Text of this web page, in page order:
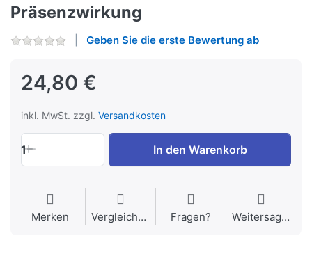
Präsenzwirkung
Geben Sie die erste Bewertung ab
24,80 €
inkl. MwSt. zzgl. Versandkosten
1 In den Warenkorb
Merken Vergleichen Fragen? Weitersagen